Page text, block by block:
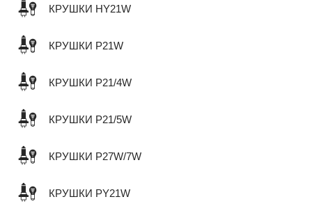
КРУШКИ HY21W
КРУШКИ P21W
КРУШКИ P21/4W
КРУШКИ P21/5W
КРУШКИ P27W/7W
КРУШКИ PY21W